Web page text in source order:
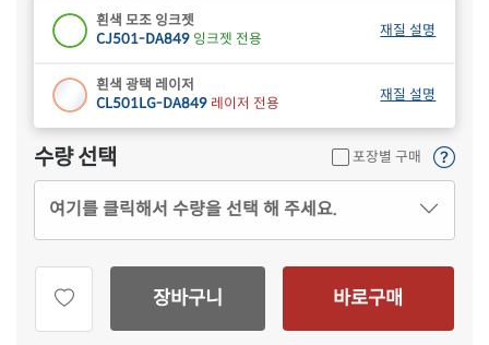
흰색 모조 잉크젯
CJ501-DA849 잉크젯 전용
재질 설명
흰색 광택 레이저
CL501LG-DA849 레이저 전용
재질 설명
수량 선택 포장별 구매
여기를 클릭해서 수량을 선택 해 주세요.
장바구니 바로구매